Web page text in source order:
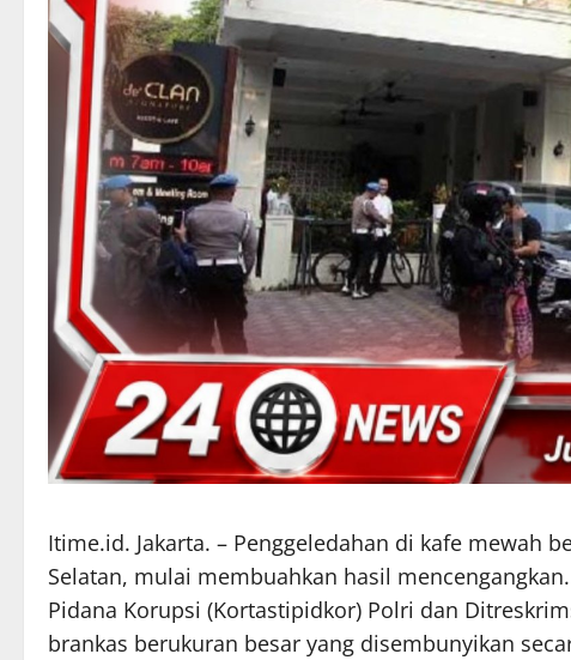
Itime.id. Jakarta. – Penggeledahan di kafe mewah
Selatan, mulai membuahkan hasil
Pidana Korupsi (Kortastipidkor) Polri dan
brankas berukuran besar yang disembunyikan